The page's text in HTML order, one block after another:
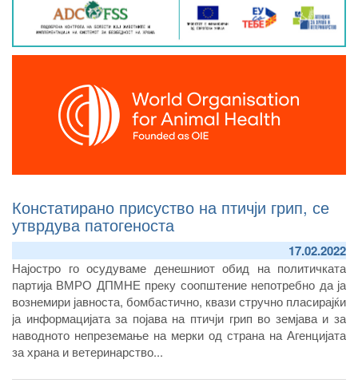
Констатирано присуство на птичји грип, се
утврдува патогеноста
17.02.2022
Најостро го осудуваме денешниот обид на политичката
партија ВМРО ДПМНЕ преку соопштение непотребно да ја
вознемири јавноста, бомбастично, квази стручно пласирајќи
ја информацијата за појава на птичји грип во земјава и за
наводното непреземање на мерки од страна на Агенцијата
за храна и ветеринарство...